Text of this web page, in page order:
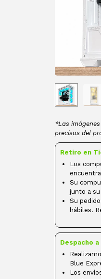
*Las
precisos del
Retiro en
Los
Su
junto a su
Su
hábiles.
Despacho
Blue
Los